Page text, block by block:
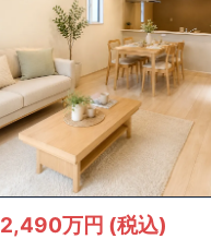
2,490万円 (税込)